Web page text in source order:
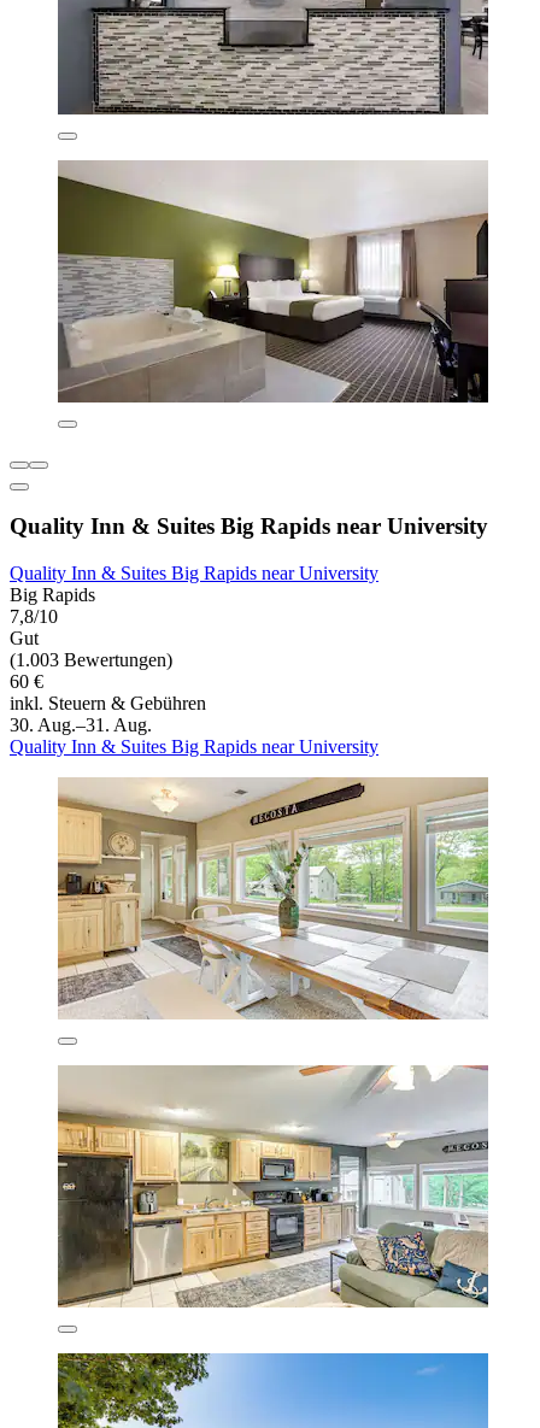
Quality Inn & Suites Big Rapids near University
Quality Inn & Suites Big Rapids near University
Big Rapids
7,8/10
Gut
(1.003 Bewertungen)
60 €
inkl. Steuern & Gebühren
30. Aug.–31. Aug.
Quality Inn & Suites Big Rapids near University